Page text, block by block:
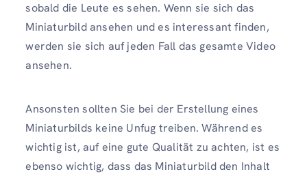
sobald die Leute es sehen. Wenn sie sich das
Miniaturbild ansehen und es interessant finden,
werden sie sich auf jeden Fall das gesamte Video
ansehen.
Ansonsten sollten Sie bei der Erstellung eines
Miniaturbilds keine Unfug treiben. Während es
wichtig ist, auf eine gute Qualität zu achten, ist es
ebenso wichtig, dass das Miniaturbild den Inhalt